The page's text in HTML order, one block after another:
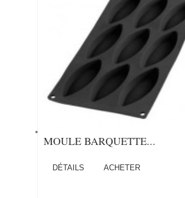
MOULE BARQUETTE...
DÉTAILS ACHETER